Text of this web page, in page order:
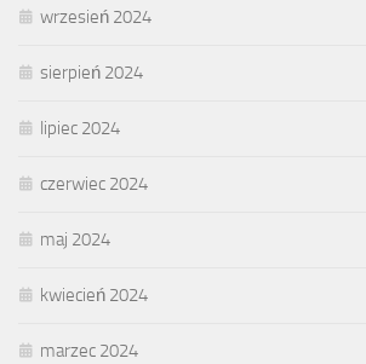
wrzesień 2024
sierpień 2024
lipiec 2024
czerwiec 2024
maj 2024
kwiecień 2024
marzec 2024